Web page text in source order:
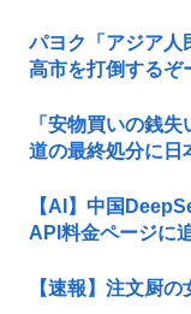
パヨク「アジア人
高市を打倒するぞ
「安物買いの銭
道の最終処分に日
【AI】中国
API料金ページに
【速報】注文厨の